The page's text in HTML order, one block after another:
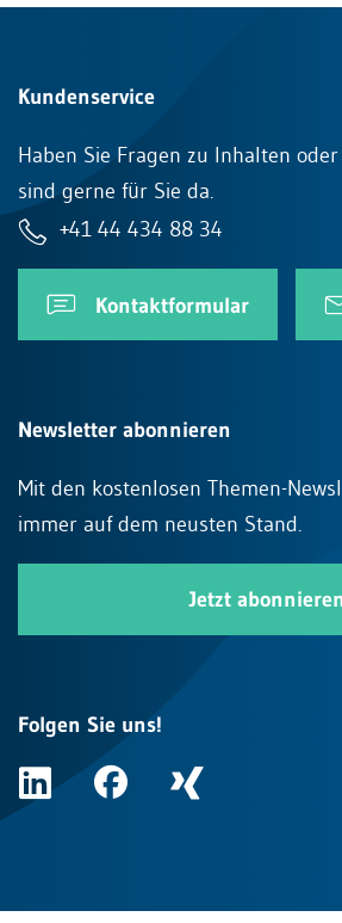
Kundenservice
Haben Sie Fragen zu Inhalten
sind gerne für Sie da.
+41 44 434 88 34
Kontaktformular
Newsletter abonnieren
Mit den kostenlosen Themen-
immer auf dem neusten Stand.
Jetzt abonnieren
Folgen Sie uns!